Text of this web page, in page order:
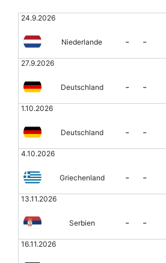
24.9.2026
Niederlande - -
27.9.2026
Deutschland - -
1.10.2026
Deutschland - -
4.10.2026
Griechenland - -
13.11.2026
Serbien - -
16.11.2026